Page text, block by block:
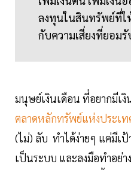
ลงทุนในสินทรัพย์ที่
กับความเสี่ยงที่ยอมรั
มนุษย์เงินเดือน ที่อยากมีเ
ตลาดหลักทรัพย์แห่งประเ
(ไม่) ลับ ทำได้ง่ายๆ แค่มีเป้
เป็นระบบ และลงมือทำอย่า